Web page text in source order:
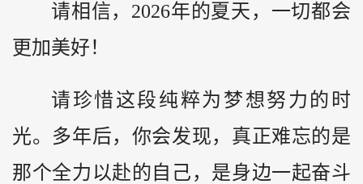
请相信，2026年的夏天，一切都会
更加美好！
请珍惜这段纯粹为梦想努力的时
光。多年后，你会发现，真正难忘的是
那个全力以赴的自己，是身边一起奋斗